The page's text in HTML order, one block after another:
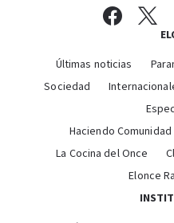
Últimas noticias
Sociedad
Haciendo Comunidad
La Cocina del Once
Elonce